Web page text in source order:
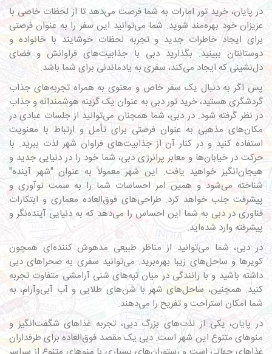
در پایان،خرید تور امارات به شما فرصت می‌دهد تا از لحظات خاصی با
عزیزان خود بهره‌مند شوید. شما می‌توانید این سفر را به عنوان فرصتی
برای ایجاد خاطرات جدید و تجربه لحظات خوشایند با خانواده و
دوستانتان ببینید. بگذارید دبی با جذابیت‌های فراوانش و فضای
دل‌نشینی که ایجاد می‌کند، سفری به یادماندنی برای شما باشد.
پس اگر به دنبال یک سفر خاص و معنوی به همراه تجربه‌های جذاب
گردشگری هستید، خرید تور دبی به عنوان یک گزینه هوشمندانه و جذاب
در نظر گرفته شود. در دبی، شما همچنان می‌توانید از جلسات عبادی در
مکان‌های مذهبی به عنوان فرصتی برای تأمل و ارتباط با معنویت
استفاده کنید و در کنار آن از جذابیت‌های فراوان شهر لذت ببرید. با
حرکت در خیابان‌ها و معابر پرانرژی دبی، شما خود را در دنیایی جدید و
هیجان‌انگیز خواهید یافت. این شهر معمولاً به عنوان "شهر آینده"
شناخته می‌شود و همین امر احساسات شما را به سمت نوآوری و
پیشرفت جلب خواهد کرد. طراحی‌های فوق‌العاده معماری و ابتکارات
فناوری در دبی به شما این احساس را می‌دهد که به دنیایی آینده‌نگر و
پیشرفته وارد شده‌اید.
در دبی، شما می‌توانید از مناظر طبیعی مدهوش کننده‌ای همچون
کویرها و ساحل‌های زیبا بهره‌برید. می‌توانید سفری به صحراهای دبی
داشته باشید و با رانندگی در میان تپه‌های شنی آرامشی متفاوت تجربه
کنید. همچنین، ساحل‌های شهر با شن‌های طلایی و آب آبی‌وآرام، به
شما امکان استراحت و تفریح را می‌دهند.
در پایان، یکی از لذت‌های بزرگ دبی، تجربه غذاهای شگفت‌انگیز و
منوهای متنوع این شهر است. دبی یک مقصد فوق‌العاده برای طرفداران